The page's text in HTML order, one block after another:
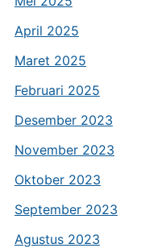
April 2025
Maret 2025
Februari 2025
Desember 2023
November 2023
Oktober 2023
September 2023
Agustus 2023